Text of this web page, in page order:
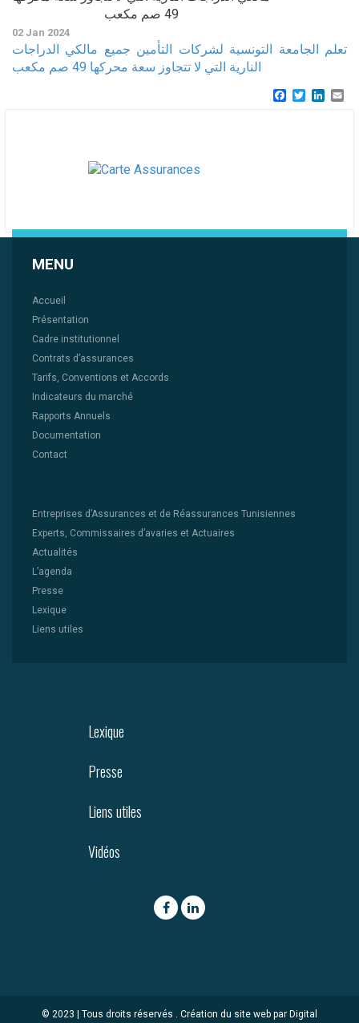
02 Jan 2024
تعلم الجامعة التونسية لشركات التأمين جميع مالكي الدراجات
النارية التي لا تتجاوز سعة محركها 49 صم مكعب
Facebook
Twitter
MENU
Accueil
Présentation
Cadre institutionnel
Contrats d’assurances
Tarifs, Conventions et Accords
Indicateurs du marché
Rapports Annuels
Documentation
Contact
Entreprises d’Assurances et de Réassurances Tunisiennes
Experts, Commissaires d’avaries et Actuaires
Actualités
L’agenda
Presse
Lexique
Liens utiles
Lexique
Presse
Liens utiles
Vidéos
© 2023 | Tous droits réservés . Création du site web par Digital